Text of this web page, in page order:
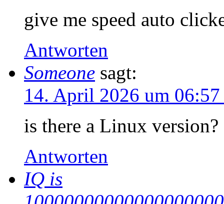
give me speed auto
Antworten
Someone sagt:
14. April 2026 um
is there a Linux version?
Antworten
IQ is